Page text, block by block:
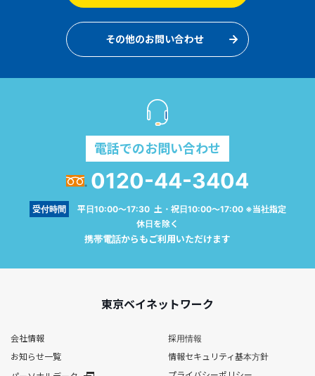
その他のお問い合わせ
電話でのお問い合わせ
0120-44-3404
受付時間
平日10:00～17:30 土・祝日10:00～17:00 ※当社指定
休日を除く
携帯電話からもご利用いただけます
東京ベイネットワーク
会社情報
採用情報
お知らせ一覧
情報セキュリティ基本方針